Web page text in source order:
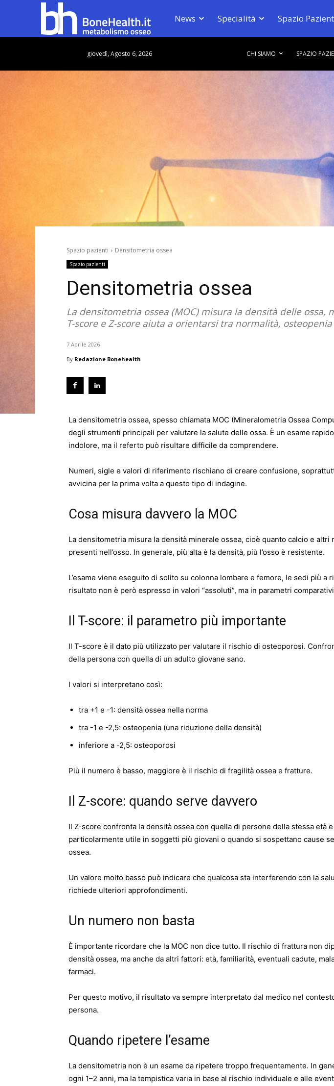
News Specialità Spazio
giovedì, Agosto 6, 2026 CHI SIAMO SPAZIO
Spazio pazienti Densitometria ossea
Spazio pazienti
Densitometria ossea
La densitometria ossea (MOC) misura la densità delle
T-score e Z-score aiuta a orientarsi tra normalità,
7 Aprile 2026
By Redazione Bonehealth
La densitometria ossea, spesso chiamata MOC (Mineralometria Ossea
degli strumenti principali per valutare la salute delle ossa. È un esame
indolore, ma il referto può risultare difficile da comprendere.
Numeri, sigle e valori di riferimento rischiano di creare confusione,
avvicina per la prima volta a questo tipo di indagine.
Cosa misura davvero la MOC
La densitometria misura la densità minerale ossea, cioè quanto calcio e altri
presenti nell’osso. In generale, più alta è la densità, più l’osso è resistente.
L’esame viene eseguito di solito su colonna lombare e femore, le sedi più a
risultato non è però espresso in valori “assoluti”, ma in parametri
Il T-score: il parametro più importante
Il T-score è il dato più utilizzato per valutare il rischio di osteoporosi.
della persona con quella di un adulto giovane sano.
I valori si interpretano così:
tra +1 e -1: densità ossea nella norma
tra -1 e -2,5: osteopenia (una riduzione della densità)
inferiore a -2,5: osteoporosi
Più il numero è basso, maggiore è il rischio di fragilità ossea e fratture.
Il Z-score: quando serve davvero
Il Z-score confronta la densità ossea con quella di persone della stessa età e
particolarmente utile in soggetti più giovani o quando si sospettano cause
ossea.
Un valore molto basso può indicare che qualcosa sta interferendo con la
richiede ulteriori approfondimenti.
Un numero non basta
È importante ricordare che la MOC non dice tutto. Il rischio di frattura non
densità ossea, ma anche da altri fattori: età, familiarità, eventuali cadute,
farmaci.
Per questo motivo, il risultato va sempre interpretato dal medico nel
persona.
Quando ripetere l’esame
La densitometria non è un esame da ripetere troppo frequentemente. In
ogni 1–2 anni, ma la tempistica varia in base al rischio individuale e alle